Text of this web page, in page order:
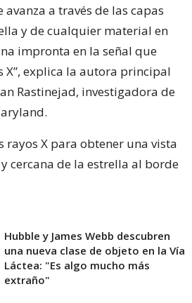
a través de las capas
y de cualquier material en
impronta en la señal que
X”, explica la autora principal
Rastinejad, investigadora de
rayos X para obtener una vista
cercana de la estrella al borde
Hubble y James Webb descubren
una nueva clase de objeto en la Vía
Láctea: "Es algo mucho más
extraño"